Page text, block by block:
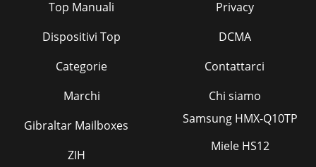
Top Manuali
Dispositivi Top
Categorie
Marchi
Privacy
DCMA
Contattarci
Chi siamo
Gibraltar Mailboxes
ZIH
Samsung HMX-Q10TP
Miele HS12